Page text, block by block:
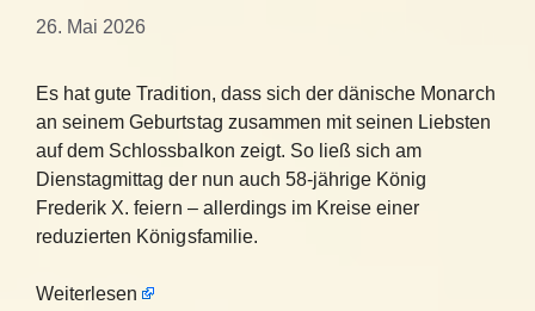
26. Mai 2026
Es hat gute Tradition, dass sich der dänische Monarch
an seinem Geburtstag zusammen mit seinen Liebsten
auf dem Schlossbalkon zeigt. So ließ sich am
Dienstagmittag der nun auch 58-jährige König
Frederik X. feiern – allerdings im Kreise einer
reduzierten Königsfamilie.
Weiterlesen